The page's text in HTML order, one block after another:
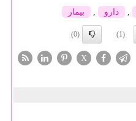
دارو بیمار
(1)
(0)
X